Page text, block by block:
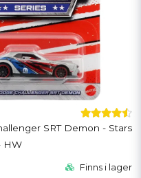
SRT Demon - Stars
HW
Finns i lager